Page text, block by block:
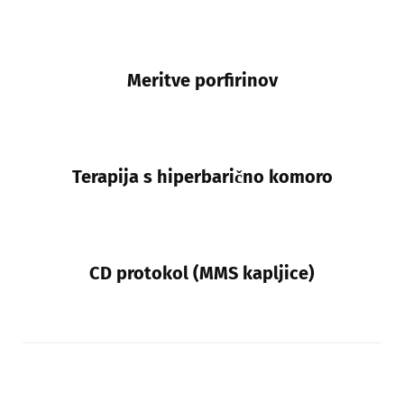
Meritve porfirinov
Terapija s hiperbarično komoro
CD protokol (MMS kapljice)